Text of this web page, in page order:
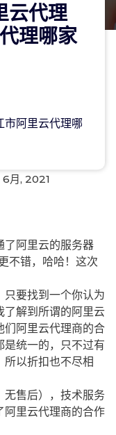
云代理
理哪家
市阿里云代理哪
6月, 2021
了阿里云的服务器
不错，哈哈！这次
要找到一个你认为
了解到所谓的阿里云
们阿里云代理商的合
统一的，只不过有
以折扣也不尽相
无售后），技术服务
阿里云代理商的合作